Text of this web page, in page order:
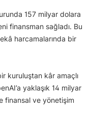
157 milyar dolara
finansman sağladı. Bu
harcamalarında bir
kuruluştan kâr amaçlı
yaklaşık 14 milyar
finansal ve yönetişim